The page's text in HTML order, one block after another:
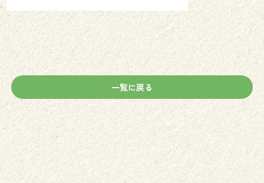
一覧に戻る